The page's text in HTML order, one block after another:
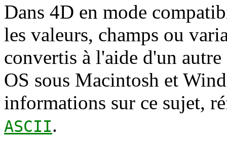
Dans 4D en mode
les valeurs, champs ou
convertis à l'aide d'un
OS sous Macintosh et
informations sur ce sujet,
ASCII.